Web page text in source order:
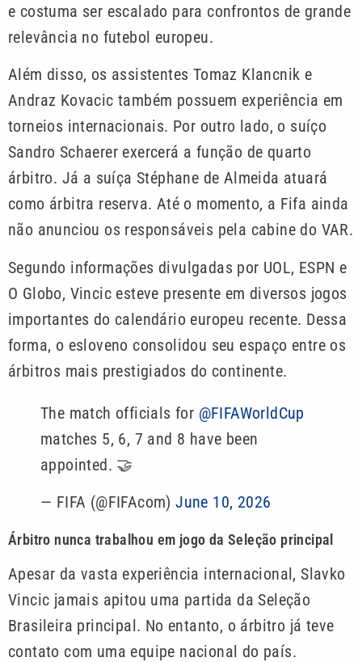
e costuma ser escalado para confrontos de grande
relevância no futebol europeu.
Além disso, os assistentes Tomaz Klancnik e
Andraz Kovacic também possuem experiência em
torneios internacionais. Por outro lado, o suíço
Sandro Schaerer exercerá a função de quarto
árbitro. Já a suíça Stéphane de Almeida atuará
como árbitra reserva. Até o momento, a Fifa ainda
não anunciou os responsáveis pela cabine do VAR.
Segundo informações divulgadas por UOL, ESPN e
O Globo, Vincic esteve presente em diversos jogos
importantes do calendário europeu recente. Dessa
forma, o esloveno consolidou seu espaço entre os
árbitros mais prestigiados do continente.
The match officials for @FIFAWorldCup
matches 5, 6, 7 and 8 have been
appointed. 🤝
— FIFA (@FIFAcom)June 10, 2026
Árbitro nunca trabalhou em jogo da Seleção principal
Apesar da vasta experiência internacional, Slavko
Vincic jamais apitou uma partida da Seleção
Brasileira principal. No entanto, o árbitro já teve
contato com uma equipe nacional do país.